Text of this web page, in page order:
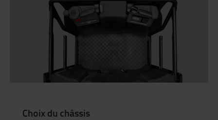
Choix du châssis